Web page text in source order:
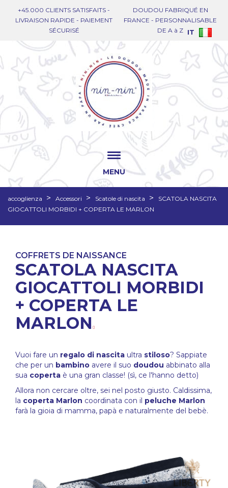
+45.000 CLIENTS SATISFAITS -
LIVRAISON RAPIDE - PAIEMENT
SÉCURISÉ
DOUDOU FABRIQUÉ EN
FRANCE - PERSONNALISABLE
DE A à Z IT
MENU
accoglienza Accessori Scatole di nascita
SCATOLA NASCITA
GIOCATTOLI MORBIDI + COPERTA LE MARLON
COFFRETS DE NAISSANCE
SCATOLA NASCITA
GIOCATTOLI MORBIDI
+ COPERTA LE
MARLON
Vuoi fare un regalo di nascita ultra stiloso? Sappiate
che per un bambino avere il suo doudou abbinato alla
sua coperta è una gran classe! (sì, ce l'hanno detto)
Allora non cercare oltre, sei nel posto giusto. Caldissima,
la coperta Marlon coordinata con il peluche Marlon
farà la gioia di mamma, papà e naturalmente del bebè.